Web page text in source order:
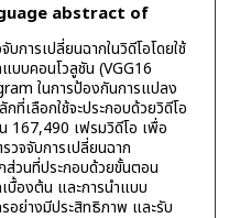
abstract of
การเปลี่ยนฉากในวิดีโอโดยใช้
บบคอนโวลูชัน (VGG16
ในการป้องกันการแปลง
ที่เลือกใช้จะประกอบด้วยวิดีโอ
167,490 เฟรมวิดีโอ เพื่อ
วจจับการเปลี่ยนฉาก
ส่วนที่ประกอบด้วยขั้นตอน
บื้องต้น และการนำแบบ
อย่างมีประสิทธิภาพ และรับ